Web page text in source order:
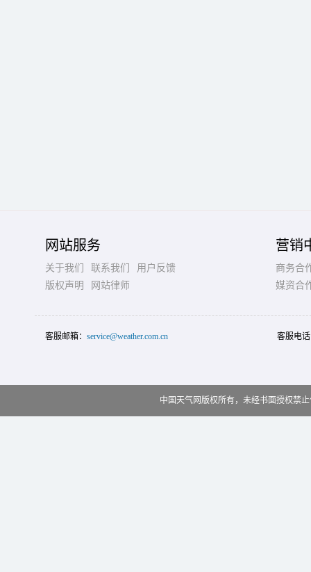
网站服务
关于我们 联系我们
用户反馈
版权声明
网站律师
营销
商务合
媒资合
客服邮箱： service@weather.com.cn 客服电
中国天气网版权所有，未经书面授权